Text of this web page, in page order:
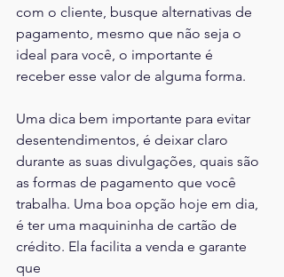
com o cliente, busque alternativas de
pagamento, mesmo que não seja o
ideal para você, o importante é
receber esse valor de alguma forma.
Uma dica bem importante para evitar
desentendimentos, é deixar claro
durante as suas divulgações, quais são
as formas de pagamento que você
trabalha. Uma boa opção hoje em dia,
é ter uma maquininha de cartão de
crédito. Ela facilita a venda e garante
que